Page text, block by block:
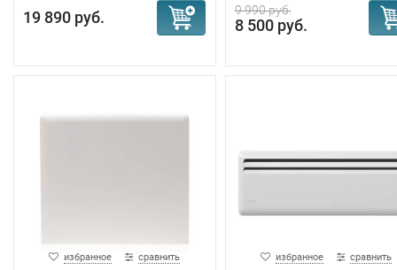
19 890 руб. 9 990 руб.
8 500 руб.
избранное сравнить избранное сравнить